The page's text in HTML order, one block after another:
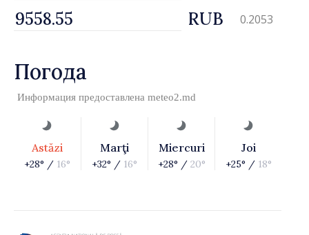
RUB 0.2053
Погода
Информация предоставлена meteo2.md
Astăzi
+28° / 16°
Marţi
+32° / 16°
Miercuri
+28° / 20°
Joi
+25° / 18°